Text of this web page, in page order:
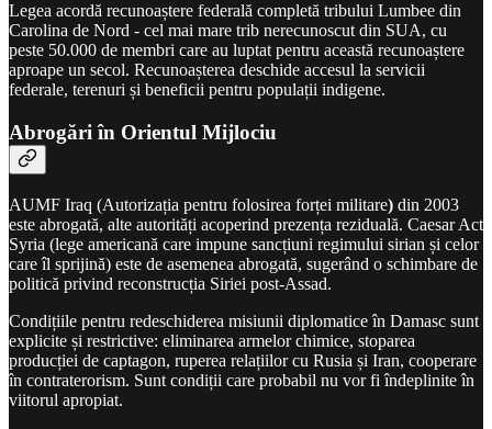
Legea acordă recunoaștere federală completă tribului Lumbee din
Carolina de Nord - cel mai mare trib nerecunoscut din SUA, cu
peste 50.000 de membri care au luptat pentru această recunoaștere
aproape un secol. Recunoașterea deschide accesul la servicii
federale, terenuri și beneficii pentru populații indigene.
Abrogări în Orientul Mijlociu
AUMF Iraq (Autorizația pentru folosirea forței militare) din 2003
este abrogată, alte autorități acoperind prezența reziduală. Caesar Act
Syria (lege americană care impune sancțiuni regimului sirian și celor
care îl sprijină) este de asemenea abrogată, sugerând o schimbare de
politică privind reconstrucția Siriei post-Assad.
Condițiile pentru redeschiderea misiunii diplomatice în Damasc sunt
explicite și restrictive: eliminarea armelor chimice, stoparea
producției de captagon, ruperea relațiilor cu Rusia și Iran, cooperare
în contraterorism. Sunt condiții care probabil nu vor fi îndeplinite în
viitorul apropiat.